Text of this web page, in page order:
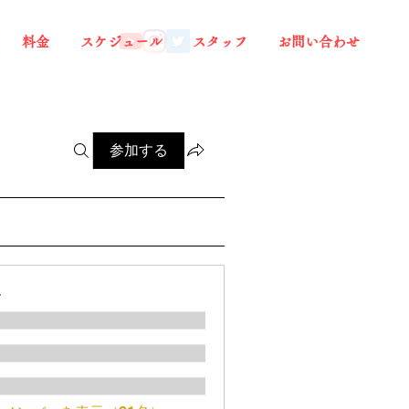
料金 スケジュール スタッフ お問い合わせ
参加する